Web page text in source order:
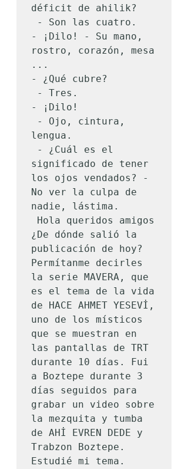
déficit de ahilik?
- ¡Dilo! - Su mano,
rostro, corazón, mesa
...
- ¿Qué cubre?
- ¡Dilo!
lengua.
significado de tener
los ojos vendados? -
No ver la culpa de
nadie, lástima.
¿De dónde salió la
publicación de hoy?
Permítanme decirles
la serie MAVERA, que
es el tema de la vida
de HACE AHMET YESEVİ,
uno de los místicos
que se muestran en
las pantallas de TRT
durante 10 días. Fui
a Boztepe durante 3
días seguidos para
grabar un video sobre
la mezquita y tumba
de AHİ EVREN DEDE y
Trabzon Boztepe.
Estudié mi tema.